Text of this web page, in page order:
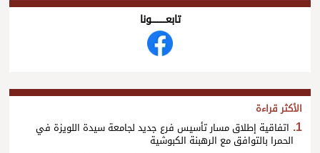
تابعــــــــــونا
الأكثر قراءة
اتفاقية إطلاق مسار تأسيس فرع جديد لجامعة سيدة اللويزة في
الحمرا بالتوافق مع الرهبنة الكبوشية